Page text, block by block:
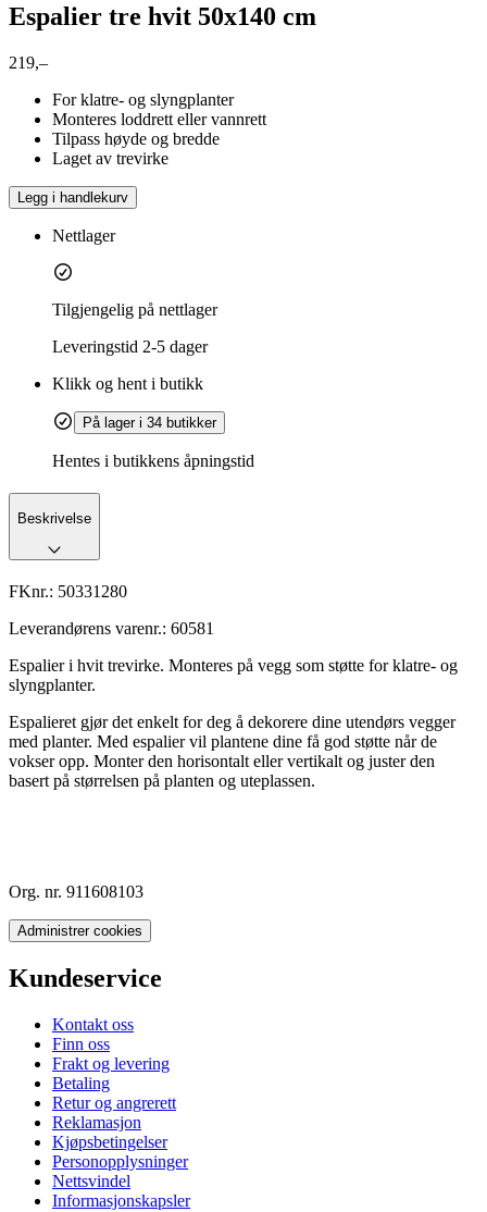
Espalier tre hvit 50x140 cm
219,–
For klatre- og slyngplanter
Monteres loddrett eller vannrett
Tilpass høyde og bredde
Laget av trevirke
Legg i handlekurv
Nettlager
Tilgjengelig på nettlager
Leveringstid 2-5 dager
Klikk og hent i butikk
På lager i 34 butikker
Hentes i butikkens åpningstid
Beskrivelse
FKnr.: 50331280
Leverandørens varenr.: 60581
Espalier i hvit trevirke. Monteres på vegg som støtte for klatre- og
slyngplanter.
Espalieret gjør det enkelt for deg å dekorere dine utendørs vegger
med planter. Med espalier vil plantene dine få god støtte når de
vokser opp. Monter den horisontalt eller vertikalt og juster den
basert på størrelsen på planten og uteplassen.
Org. nr. 911608103
Administrer cookies
Kundeservice
Kontakt oss
Finn oss
Frakt og levering
Betaling
Retur og angrerett
Reklamasjon
Kjøpsbetingelser
Personopplysninger
Nettsvindel
Informasjonskapsler